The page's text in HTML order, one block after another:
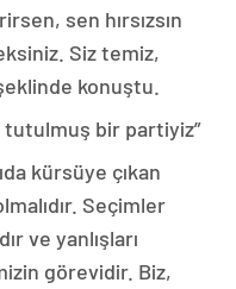
sen hırsızsın
Siz temiz,
konuştu.
bir partiyiz”
kürsüye çıkan
Seçimler
ve yanlışları
görevidir. Biz,